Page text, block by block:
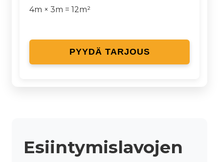
4m × 3m = 12m²
PYYDÄ TARJOUS
Esiintymislavojen